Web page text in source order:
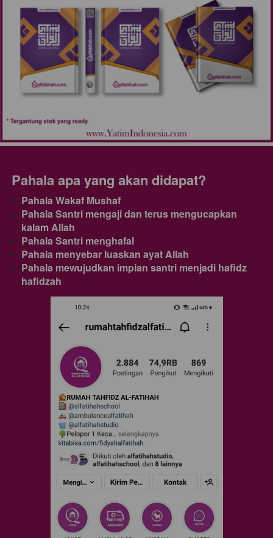
Pahala apa yang akan didapat?
Pahala Wakaf Mushaf
Pahala Santri mengaji dan terus mengucapkan
kalam Allah
Pahala Santri menghafal
Pahala menyebar luaskan ayat Allah
Pahala mewujudkan impian santri menjadi hafidz
hafidzah